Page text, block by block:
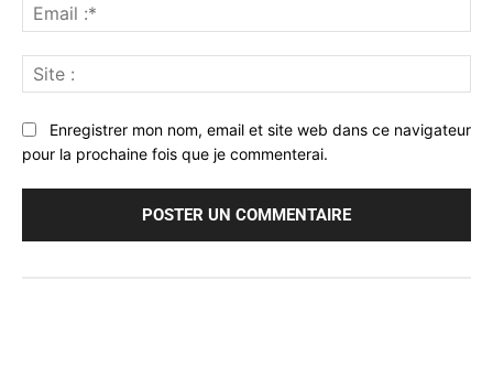
:*
:
Enregistrer mon nom, email et site web dans ce navigateur
pour la prochaine fois que je commenterai.